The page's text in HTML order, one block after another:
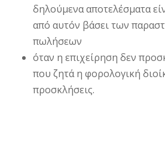
δηλούμενα αποτελέσματα
από αυτόν βάσει των
πωλήσεων
όταν η επιχείρηση δεν
που ζητά η φορολογική
προσκλήσεις.